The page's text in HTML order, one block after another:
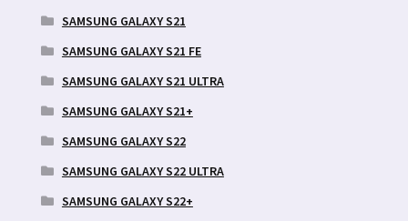
SAMSUNG GALAXY S21
SAMSUNG GALAXY S21 FE
SAMSUNG GALAXY S21 ULTRA
SAMSUNG GALAXY S21+
SAMSUNG GALAXY S22
SAMSUNG GALAXY S22 ULTRA
SAMSUNG GALAXY S22+